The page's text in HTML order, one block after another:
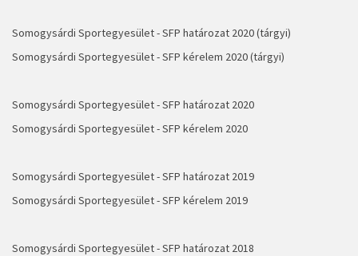
Somogysárdi Sportegyesület - SFP határozat 2020 (tárgyi)
Somogysárdi Sportegyesület - SFP kérelem 2020 (tárgyi)
Somogysárdi Sportegyesület - SFP határozat 2020
Somogysárdi Sportegyesület - SFP kérelem 2020
Somogysárdi Sportegyesület - SFP határozat 2019
Somogysárdi Sportegyesület - SFP kérelem 2019
Somogysárdi Sportegyesület - SFP határozat 2018